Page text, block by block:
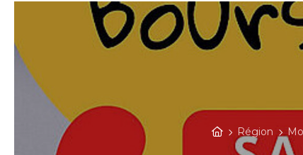
Région